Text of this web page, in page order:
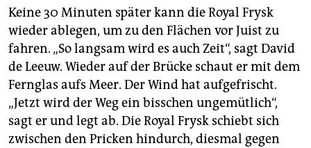
Keine 30 Minuten später kann die Royal Frysk
wieder ablegen, um zu den Flächen vor Juist zu
fahren. „So langsam wird es auch Zeit“, sagt David
de Leeuw. Wieder auf der Brücke schaut er mit dem
Fernglas aufs Meer. Der Wind hat aufgefrischt.
„Jetzt wird der Weg ein bisschen ungemütlich“,
sagt er und legt ab. Die Royal Frysk schiebt sich
zwischen den Pricken hindurch, diesmal gegen